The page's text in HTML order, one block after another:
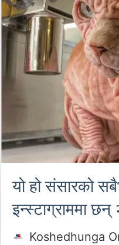
यो हो संसारको
इन्स्टाग्राममा
Koshedhunga